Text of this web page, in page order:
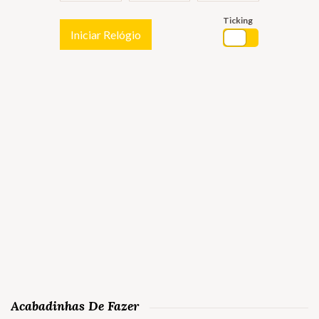
Iniciar Relógio
Ticking
Acabadinhas De Fazer